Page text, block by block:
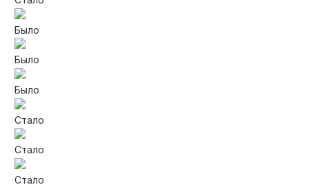
Было
Было
Было
Стало
Стало
Стало